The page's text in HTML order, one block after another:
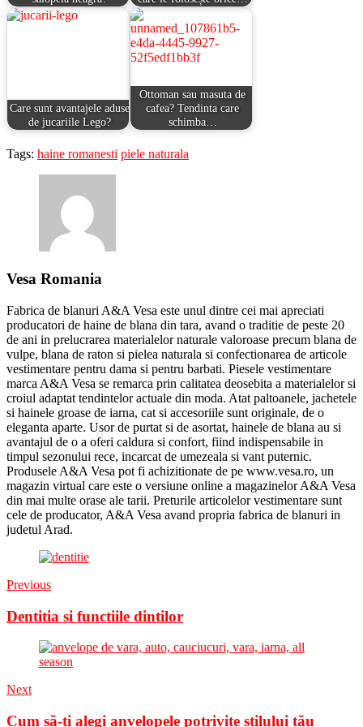
Care sunt avantajele aduse
de jucariile Lego?
Ottoman sau masuta de
cafea? Tendinta care
schimba…
Tags: haine romanesti piele naturala
Vesa Romania
Fabrica de blanuri A&A Vesa este unul dintre cei mai apreciati
producatori de haine de blana din tara, avand o traditie de peste 20
de ani in prelucrarea materialelor naturale valoroase precum blana de
vulpe, blana de raton si pielea naturala si confectionarea de articole
vestimentare pentru dama si pentru barbati. Piesele vestimentare
marca A&A Vesa se remarca prin calitatea deosebita a materialelor si
croiul adaptat tendintelor actuale din moda. Atat paltoanele, jachetele
si hainele groase de iarna, cat si accesoriile sunt originale, de o
eleganta aparte. Usor de purtat si de asortat, hainele de blana au si
avantajul de o a oferi caldura si confort, fiind indispensabile in
timpul sezonului rece, incarcat de umezeala si vant puternic.
Produsele A&A Vesa pot fi achizitionate de pe www.vesa.ro, un
magazin virtual care este o versiune online a magazinelor A&A Vesa
din mai multe orase ale tarii. Preturile articolelor vestimentare sunt
cele de producator, A&A Vesa avand propria fabrica de blanuri in
judetul Arad.
Previous
Dentitia si functiile dintilor
Next
Cum să-ți alegi anvelopele potrivite stilului tău